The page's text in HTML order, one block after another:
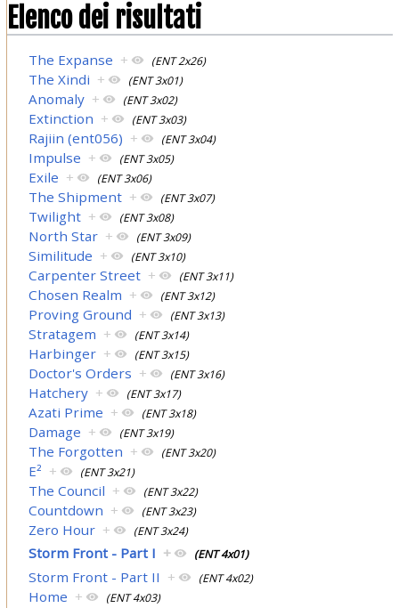
Elenco dei risultati
The Expanse + (ENT 2x26)
The Xindi + (ENT 3x01)
Anomaly + (ENT 3x02)
Extinction + (ENT 3x03)
Rajiin (ent056) + (ENT 3x04)
Impulse + (ENT 3x05)
Exile + (ENT 3x06)
The Shipment + (ENT 3x07)
Twilight + (ENT 3x08)
North Star + (ENT 3x09)
Similitude + (ENT 3x10)
Carpenter Street + (ENT 3x11)
Chosen Realm + (ENT 3x12)
Proving Ground + (ENT 3x13)
Stratagem + (ENT 3x14)
Harbinger + (ENT 3x15)
Doctor's Orders + (ENT 3x16)
Hatchery + (ENT 3x17)
Azati Prime + (ENT 3x18)
Damage + (ENT 3x19)
The Forgotten + (ENT 3x20)
E² + (ENT 3x21)
The Council + (ENT 3x22)
Countdown + (ENT 3x23)
Zero Hour + (ENT 3x24)
Storm Front - Part I + (ENT 4x01)
Storm Front - Part II + (ENT 4x02)
Home + (ENT 4x03)